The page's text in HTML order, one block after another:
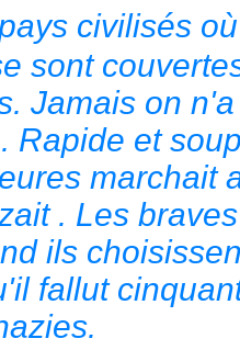
civilisés
sont
Jamais on
Rapide et
marchait
. Les
ils
fallut